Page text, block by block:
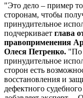
"Это дело – пример
сторонам, чтобы
принудительное
подчеркивает глава
правоприменения
Олеся Петренко. "По
принудительное
сторон есть
восстановления и
дефектного